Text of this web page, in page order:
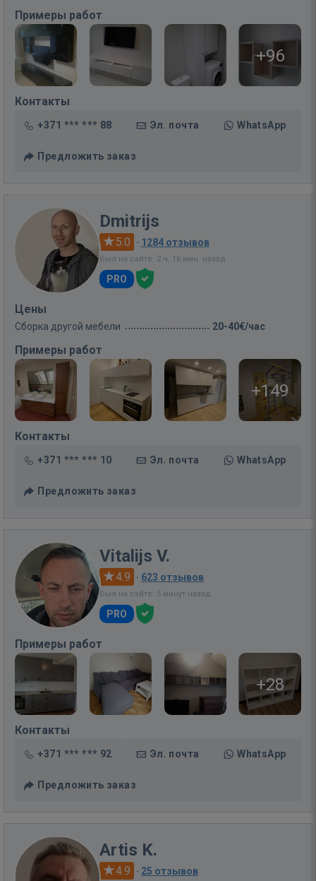
Примеры работ
+96
Контакты
+371 *** *** 88 Эл. почта WhatsApp
Предложить заказ
Dmitrijs
5.0 · 1284 отзывов
Был на сайте: 2 ч. 16 мин. назад
PRO
Цены
Сборка другой мебели 20-40€/час
Примеры работ
+149
Контакты
+371 *** *** 10 Эл. почта WhatsApp
Предложить заказ
Vitalijs V.
4.9 · 623 отзывов
Был на сайте: 5 минут назад
PRO
Примеры работ
+28
Контакты
+371 *** *** 92 Эл. почта WhatsApp
Предложить заказ
Artis K.
4.9 · 25 отзывов